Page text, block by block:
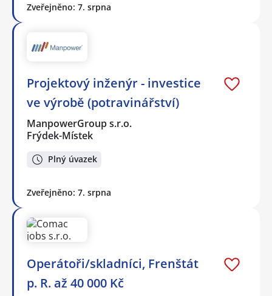
Zveřejněno: 7. srpna
Projektový inženýr - investice
ve výrobě (potravinářství)
ManpowerGroup s.r.o.
Frýdek-Místek
Plný úvazek
Zveřejněno: 7. srpna
Operátoři/skladníci, Frenštát
p. R. až 40 000 Kč